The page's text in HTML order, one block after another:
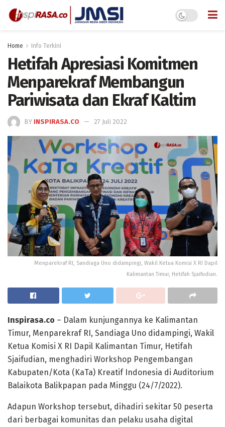
Home Info Terkini
Hetifah Apresiasi Komitmen
Menparekraf Membangun
Pariwisata dan Ekraf Kaltim
BY INSPIRASA.CO 27 Juli 2022
Menparekraf RI, Sandiaga Uno didampingi, Wakil Ketua Komisi X RI Dapil
Kalimantan Timur, Hetifah Sjaifudian.
Inspirasa.co – Dalam kunjungannya ke Kalimantan
Timur, Menparekraf RI, Sandiaga Uno didampingi, Wakil
Ketua Komisi X RI Dapil Kalimantan Timur, Hetifah
Sjaifudian, menghadiri Workshop Pengembangan
Kabupaten/Kota (KaTa) Kreatif Indonesia di Auditorium
Balaikota Balikpapan pada Minggu (24/7/2022).
Adapun Workshop tersebut, dihadiri sekitar 50 peserta
dari berbagai komunitas dan pelaku usaha digital